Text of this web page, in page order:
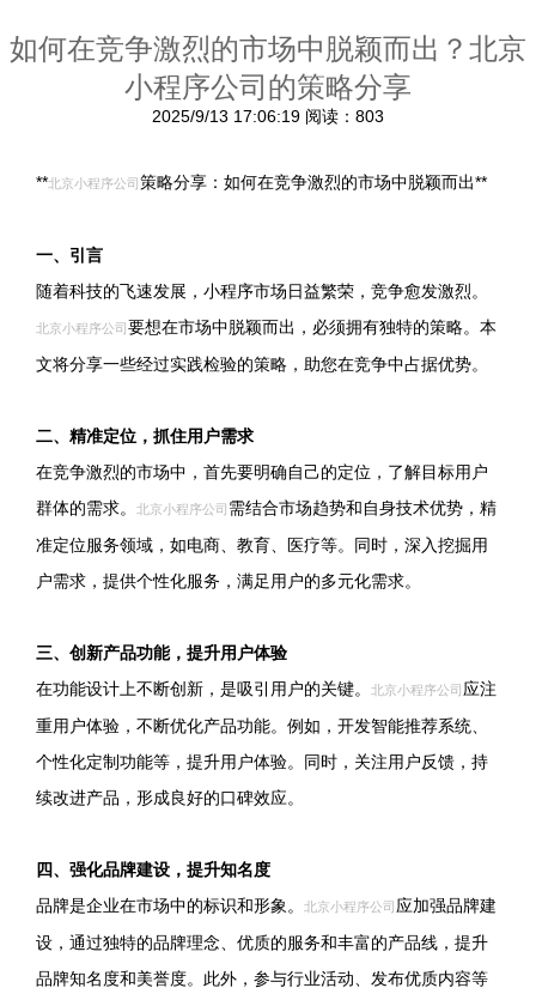
如何在竞争激烈的市场中脱颖而出？北京
小程序公司的策略分享
2025/9/13 17:06:19 阅读：803
**北京小程序公司 策略分享：如何在竞争激烈的市场中脱颖而出**
一、引言
随着科技的飞速发展，小程序市场日益繁荣，竞争愈发激烈。
北京小程序公司 要想在市场中脱颖而出，必须拥有独特的策略。本
文将分享一些经过实践检验的策略，助您在竞争中占据优势。
二、精准定位，抓住用户需求
在竞争激烈的市场中，首先要明确自己的定位，了解目标用户
群体的需求。
北京小程序公司 需结合市场趋势和自身技术优势，精
准定位服务领域，如电商、教育、医疗等。同时，深入挖掘用
户需求，提供个性化服务，满足用户的多元化需求。
三、创新产品功能，提升用户体验
在功能设计上不断创新，是吸引用户的关键。
北京小程序公司 应注
重用户体验，不断优化产品功能。例如，开发智能推荐系统、
个性化定制功能等，提升用户体验。同时，关注用户反馈，持
续改进产品，形成良好的口碑效应。
四、强化品牌建设，提升知名度
品牌是企业在市场中的标识和形象。
北京小程序公司 应加强品牌建
设，通过独特的品牌理念、优质的服务和丰富的产品线，提升
品牌知名度和美誉度。此外，参与行业活动、发布优质内容等